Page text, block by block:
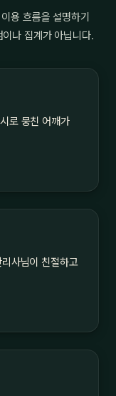
용 흐름을 설명하기
나 집계가 아닙니다.
로 뭉친 어깨가
사님이 친절하고